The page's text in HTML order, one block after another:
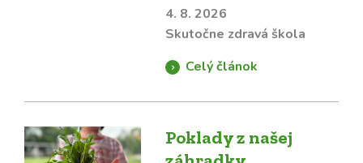
4. 8. 2026
Skutočne zdravá škola
Celý článok
Poklady z našej